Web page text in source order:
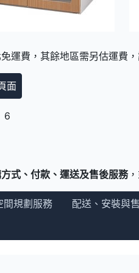
運費，其餘地區需另估運費，
面
6
式、付款、運送及售後服務
間規劃服務 配送、安裝與